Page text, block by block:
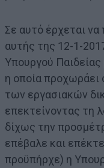
Σε αυτό έρχεται να
αυτής της 12-1-
Υπουργού
η οποία προχωράει
των εργασιακών
επεκτείνοντας τη
δίχως την
επέβαλε και
προϋπήρχε) η